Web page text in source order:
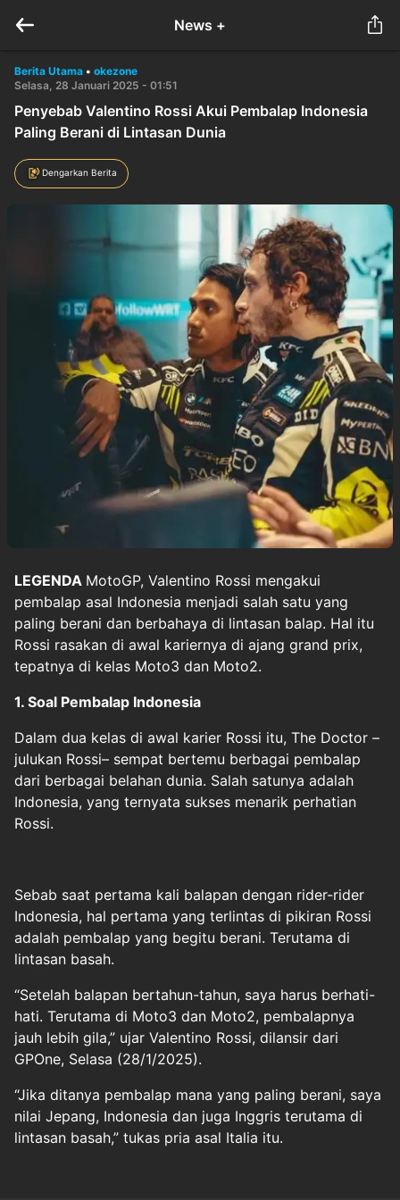
News +
Berita Utama • okezone
Selasa, 28 Januari 2025 - 01:51
Penyebab Valentino Rossi Akui Pembalap Indonesia
Paling Berani di Lintasan Dunia
Dengarkan Berita
LEGENDA MotoGP, Valentino Rossi mengakui
pembalap asal Indonesia menjadi salah satu yang
paling berani dan berbahaya di lintasan balap. Hal itu
Rossi rasakan di awal kariernya di ajang grand prix,
tepatnya di kelas Moto3 dan Moto2.
1. Soal Pembalap Indonesia
Dalam dua kelas di awal karier Rossi itu, The Doctor –
julukan Rossi– sempat bertemu berbagai pembalap
dari berbagai belahan dunia. Salah satunya adalah
Indonesia, yang ternyata sukses menarik perhatian
Rossi.
Sebab saat pertama kali balapan dengan rider-rider
Indonesia, hal pertama yang terlintas di pikiran Rossi
adalah pembalap yang begitu berani. Terutama di
lintasan basah.
“Setelah balapan bertahun-tahun, saya harus berhati-
hati. Terutama di Moto3 dan Moto2, pembalapnya
jauh lebih gila,” ujar Valentino Rossi, dilansir dari
GPOne, Selasa (28/1/2025).
“Jika ditanya pembalap mana yang paling berani, saya
nilai Jepang, Indonesia dan juga Inggris terutama di
lintasan basah,” tukas pria asal Italia itu.